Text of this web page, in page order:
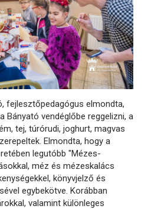
fejlesztőpedagógus elmondta,
Bányató vendéglőbe reggelizni, a
tej, túrórudi, joghurt, magvas
Elmondta, hogy a
legutóbb "Mézes-
méz és mézeskalács
könyvjelző és
egybekötve. Korábban
valamint különleges